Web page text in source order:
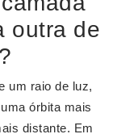
outra de
um raio de luz,
órbita mais
distante. Em